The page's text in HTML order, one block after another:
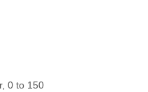
0 to 150